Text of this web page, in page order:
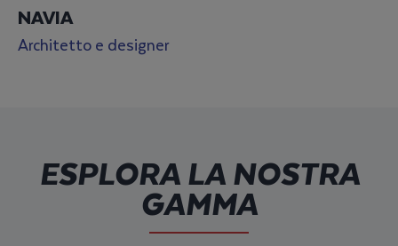
NAVIA
Architetto e designer
ESPLORA LA NOSTRA
GAMMA